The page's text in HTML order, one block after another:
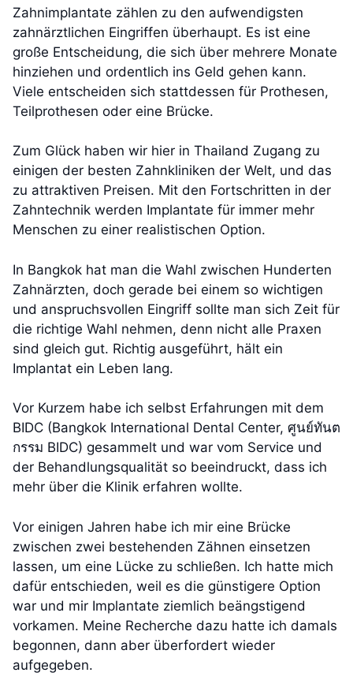
Zahnimplantate zählen zu den aufwendigsten
zahnärztlichen Eingriffen überhaupt. Es ist eine
große Entscheidung, die sich über mehrere Monate
hinziehen und ordentlich ins Geld gehen kann.
Viele entscheiden sich stattdessen für Prothesen,
Teilprothesen oder eine Brücke.
Zum Glück haben wir hier in Thailand Zugang zu
einigen der besten Zahnkliniken der Welt, und das
zu attraktiven Preisen. Mit den Fortschritten in der
Zahntechnik werden Implantate für immer mehr
Menschen zu einer realistischen Option.
In Bangkok hat man die Wahl zwischen Hunderten
Zahnärzten, doch gerade bei einem so wichtigen
und anspruchsvollen Eingriff sollte man sich Zeit für
die richtige Wahl nehmen, denn nicht alle Praxen
sind gleich gut. Richtig ausgeführt, hält ein
Implantat ein Leben lang.
Vor Kurzem habe ich selbst Erfahrungen mit dem
BIDC (Bangkok International Dental Center, ศูนย์ทันต
กรรม BIDC) gesammelt und war vom Service und
der Behandlungsqualität so beeindruckt, dass ich
mehr über die Klinik erfahren wollte.
Vor einigen Jahren habe ich mir eine Brücke
zwischen zwei bestehenden Zähnen einsetzen
lassen, um eine Lücke zu schließen. Ich hatte mich
dafür entschieden, weil es die günstigere Option
war und mir Implantate ziemlich beängstigend
vorkamen. Meine Recherche dazu hatte ich damals
begonnen, dann aber überfordert wieder
aufgegeben.